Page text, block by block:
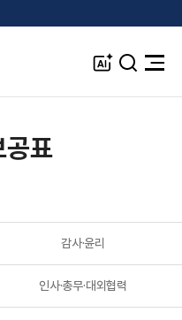
A
검
전
공표
감사·윤리
인사·총무·대외협력